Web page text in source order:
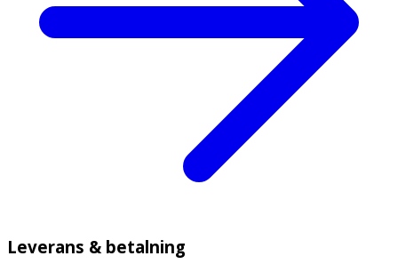
Leverans & betalning